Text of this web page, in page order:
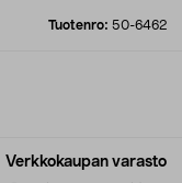
Tuotenro: 50-6462
Verkkokaupan varasto